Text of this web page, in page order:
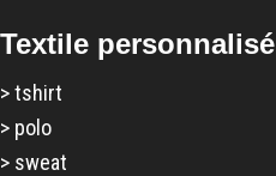
Textile personnalisé
>tshirt
> polo
> sweat